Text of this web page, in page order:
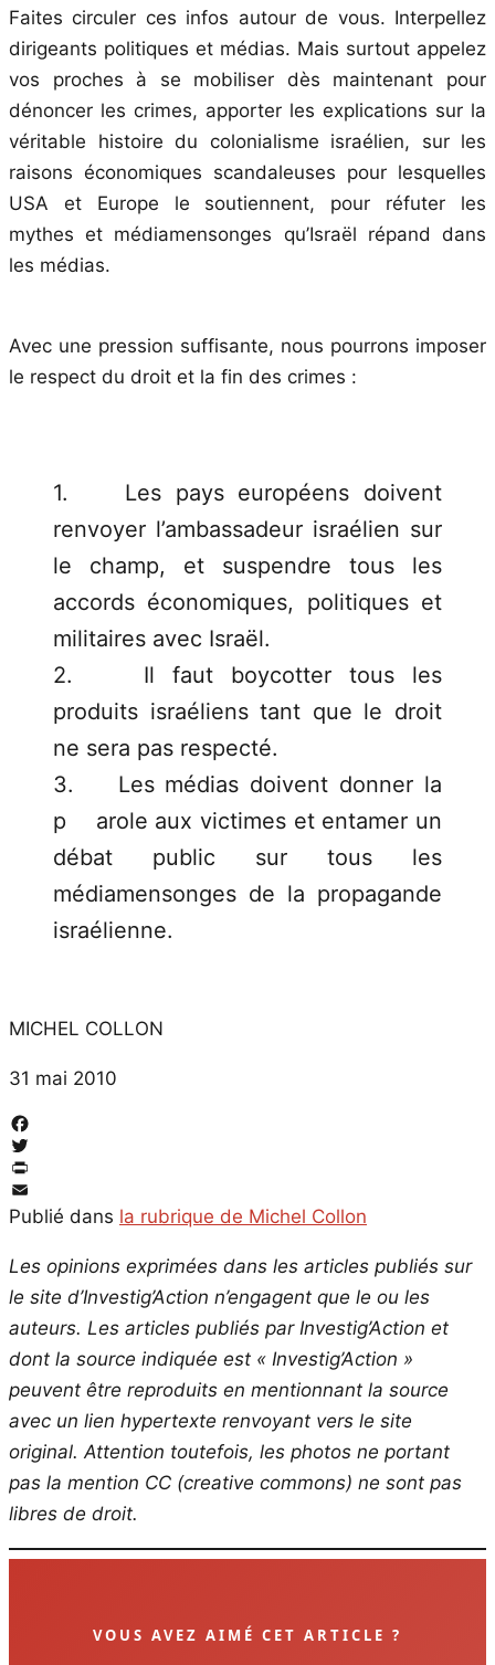
Faites circuler ces infos autour de vous. Interpellez
dirigeants politiques et médias. Mais surtout appelez
vos proches à se mobiliser dès maintenant pour
dénoncer les crimes, apporter les explications sur la
véritable histoire du colonialisme israélien, sur les
raisons économiques scandaleuses pour lesquelles
USA et Europe le soutiennent, pour réfuter les
mythes et médiamensonges qu’Israël répand dans
les médias.
Avec une pression suffisante, nous pourrons imposer
le respect du droit et la fin des crimes :
1. Les pays européens doivent
renvoyer l’ambassadeur israélien sur
le champ, et suspendre tous les
accords économiques, politiques et
militaires avec Israël.
2. Il faut boycotter tous les
produits israéliens tant que le droit
ne sera pas respecté.
3. Les médias doivent donner la
p arole aux victimes et entamer un
débat public sur tous les
médiamensonges de la propagande
israélienne.
MICHEL COLLON
31 mai 2010
Facebook
Twitter
PrintFriendly
Email
Publié dans la rubrique de Michel Collon
Les opinions exprimées dans les articles publiés sur
le site d’Investig’Action n’engagent que le ou les
auteurs. Les articles publiés par Investig’Action et
dont la source indiquée est « Investig’Action »
peuvent être reproduits en mentionnant la source
avec un lien hypertexte renvoyant vers le site
original. Attention toutefois, les photos ne portant
pas la mention CC (creative commons) ne sont pas
libres de droit.
VOUS AVEZ AIMÉ CET ARTICLE ?